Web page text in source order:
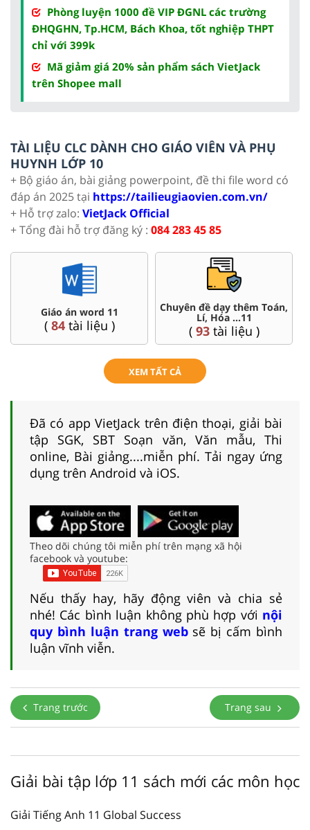
Phòng luyện 1000 đề VIP ĐGNL các trường
ĐHQGHN, Tp.HCM, Bách Khoa, tốt nghiệp THPT
chỉ với 399k
Mã giảm giá 20% sản phẩm sách VietJack
trên Shopee mall
TÀI LIỆU CLC DÀNH CHO GIÁO VIÊN VÀ PHỤ
HUYNH LỚP 10
+ Bộ giáo án, bài giảng powerpoint, đề thi file word có
đáp án 2025 tại https://tailieugiaovien.com.vn/
+ Hỗ trợ zalo: VietJack Official
+ Tổng đài hỗ trợ đăng ký : 084 283 45 85
Chuyên đề dạy thêm Toán,
Lí, Hóa ...11
( 93
Đề thi HSG
(8
XEM TẤT CẢ
Đã có app VietJack trên điện thoại, giải bài
tập SGK, SBT Soạn văn, Văn mẫu, Thi
online, Bài giảng....miễn phí. Tải ngay ứng
dụng trên Android và iOS.
Theo dõi chúng tôi miễn phí trên mạng xã hội
facebook và youtube:
Nếu thấy hay, hãy động viên và chia sẻ
nhé! Các bình luận không phù hợp với nội
quy bình luận trang websẽ bị cấm bình
luận vĩnh viễn.
Trang trước Trang sau
Giải bài tập lớp 11 sách mới các môn học
Giải Tiếng Anh 11 Global Success